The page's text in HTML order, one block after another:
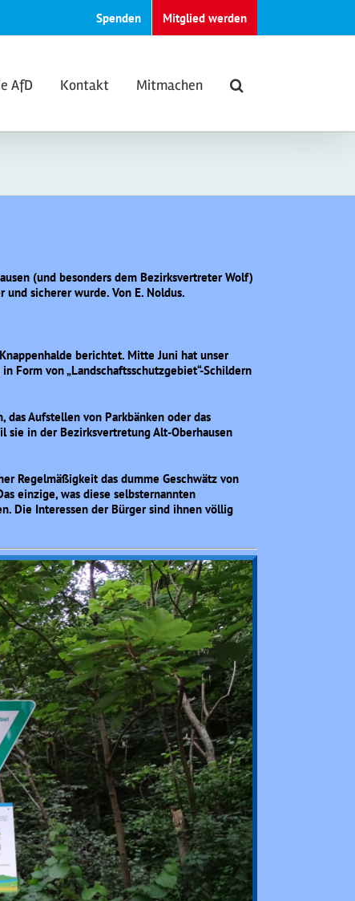
Spenden Mitglied werden
AfD Kontakt Mitmachen
(und besonders dem Bezirksvertreter Wolf)
sicherer wurde. Von E. Noldus.
berichtet. Mitte Juni hat unser
Form von „Landschaftsschutzgebiet“-Schildern
Aufstellen von Parkbänken oder das
sie in der Bezirksvertretung Alt-Oberhausen
Regelmäßigkeit das dumme Geschwätz von
einzige, was diese selbsternannten
Die Interessen der Bürger sind ihnen völlig